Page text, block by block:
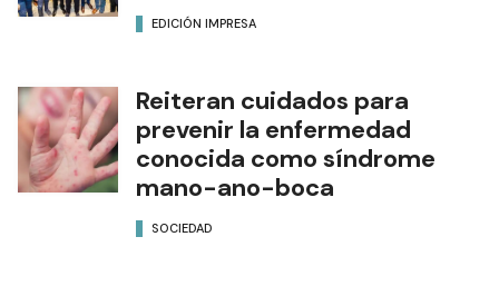
EDICIÓN IMPRESA
Reiteran cuidados para
prevenir la enfermedad
conocida como síndrome
mano-ano-boca
SOCIEDAD